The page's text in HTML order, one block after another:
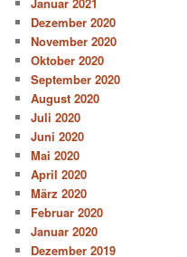
Dezember 2020
November 2020
Oktober 2020
September 2020
August 2020
Juli 2020
Juni 2020
Mai 2020
April 2020
März 2020
Februar 2020
Januar 2020
Dezember 2019